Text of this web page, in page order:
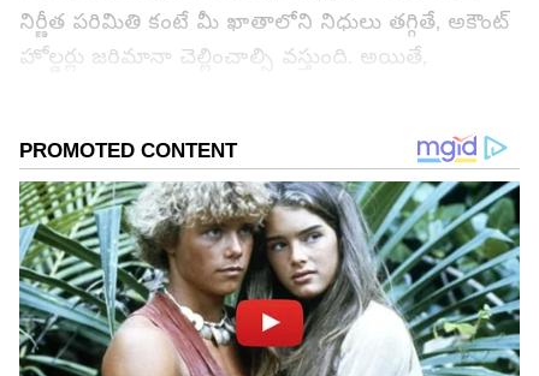
నిర్ణీత పరిమితి కంటే మీ ఖాతాలోని నిధులు తగ్గితే, అకౌంట్
హోల్డర్లు జరిమానా చెల్లించాల్సి వస్తుంది. అయితే,
తమ వినియోగదారులకు ఊరటనిచ్చాయి. మినిమం
బ్యాలెన్స్ అంటే ఏంటి, జీరో బ్యాలెన్స్‌ ఉన్నా ఫైన్వి ధించని
బ్యాంకుల గురించి వివరంగా తెలుసుకుందాం.
ప్రతి ఖాతాదారుడు సేవింగ్స్ ఖాతాలకు సంబంధించిన ఈ
ప్రాథమిక నియమం గురించి తెలుసుకోవాలి. మినిమం
బ్యాలెన్స్ అనేది బ్యాంక్ నిబంధనల ప్రకారం, మీ ఖాతాలో